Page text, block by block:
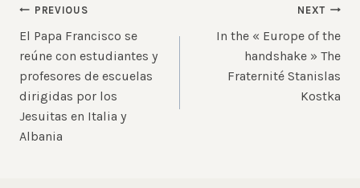
Post
navigation
PREVIOUS
El Papa Francisco se
reúne con estudiantes y
profesores de escuelas
dirigidas por los
Jesuitas en Italia y
Albania
NEXT
In the « Europe of the
handshake » The
Fraternité Stanislas
Kostka